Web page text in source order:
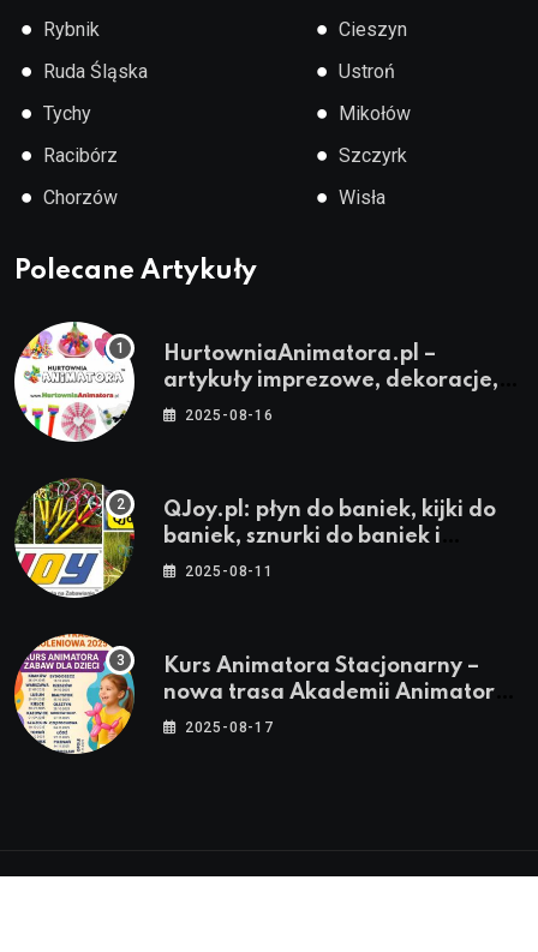
● Rybnik
● Ruda Śląska
● Tychy
● Racibórz
● Chorzów
● Cieszyn
● Ustroń
● Mikołów
● Szczyrk
● Wisła
Polecane Artykuły
HurtowniaAnimatora.pl –
artykuły imprezowe, dekoracje,
stroje i akcesoria dla animatorów
2025-08-16
QJoy.pl: płyn do baniek, kijki do
baniek, sznurki do baniek i
zestawy do baniek
2025-08-11
Kurs Animatora Stacjonarny –
nowa trasa Akademii Animatora
– jesień 2025
2025-08-17